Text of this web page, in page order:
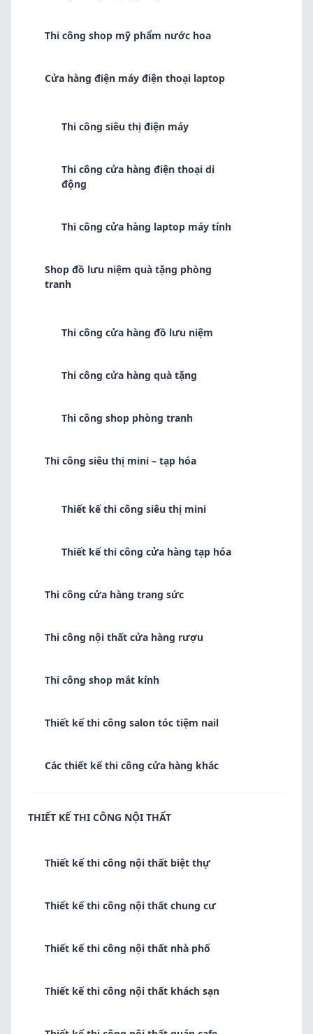
Thi công shop mỹ phẩm nước hoa
Cửa hàng điện máy điện thoại laptop
Thi công siêu thị điện máy
Thi công cửa hàng điện thoại di
động
Thi công cửa hàng laptop máy tính
Shop đồ lưu niệm quà tặng phòng
tranh
Thi công cửa hàng đồ lưu niệm
Thi công cửa hàng quà tặng
Thi công shop phòng tranh
Thi công siêu thị mini – tạp hóa
Thiết kế thi công siêu thị mini
Thiết kế thi công cửa hàng tạp hóa
Thi công cửa hàng trang sức
Thi công nội thất cửa hàng rượu
Thi công shop mắt kính
Thiết kế thi công salon tóc tiệm nail
Các thiết kế thi công cửa hàng khác
THIẾT KẾ THI CÔNG NỘI THẤT
Thiết kế thi công nội thất biệt thự
Thiết kế thi công nội thất chung cư
Thiết kế thi công nội thất nhà phố
Thiết kế thi công nội thất khách sạn